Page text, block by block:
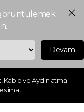
Devam
Kablo ve Aydınlatma